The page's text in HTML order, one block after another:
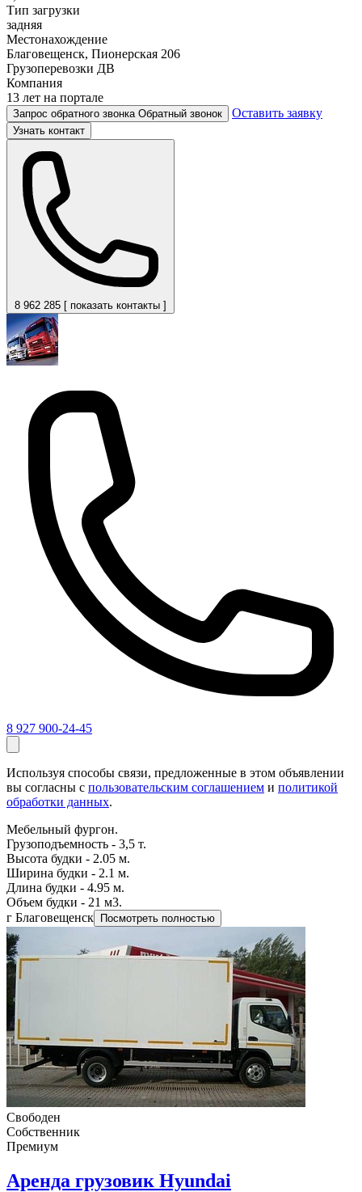
Тип загрузки
задняя
Местонахождение
Благовещенск, Пионерская 206
Грузоперевозки ДВ
Компания
13 лет на портале
Запрос обратного звонка Обратный звонок Оставить заявку
Узнать контакт
8 962 285 [ показать контакты ]
8 927 900-24-45
Используя способы связи, предложенные в этом объявлении
вы согласны с пользовательским соглашением и политикой
обработки данных.
Мебельный фургон.
Грузоподъемность - 3,5 т.
Высота будки - 2.05 м.
Ширина будки - 2.1 м.
Длина будки - 4.95 м.
Объем будки - 21 м3.
г Благовещенск Посмотреть полностью
Свободен
Собственник
Премиум
Аренда грузовик Hyundai